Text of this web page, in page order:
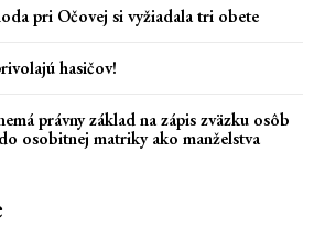
pri Očovej si vyžiadala tri obete
hasičov!
právny základ na zápis zväzku osôb
osobitnej matriky ako manželstva